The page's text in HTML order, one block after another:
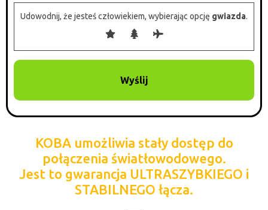
l
e
Udowodnij, że jesteś człowiekiem, wybierając opcję gwiazda.
KOBA umożliwia stały dostęp do
połączenia światłowodowego.
Jest to gwarancja ULTRASZYBKIEGO i
STABILNEGO łącza.